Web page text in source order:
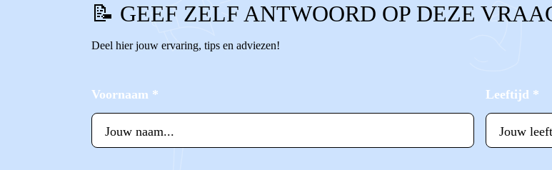
📝 GEEF ZELF ANTWOORD OP DEZE
Deel hier jouw ervaring, tips en adviezen!
Voornaam * Leeftijd *